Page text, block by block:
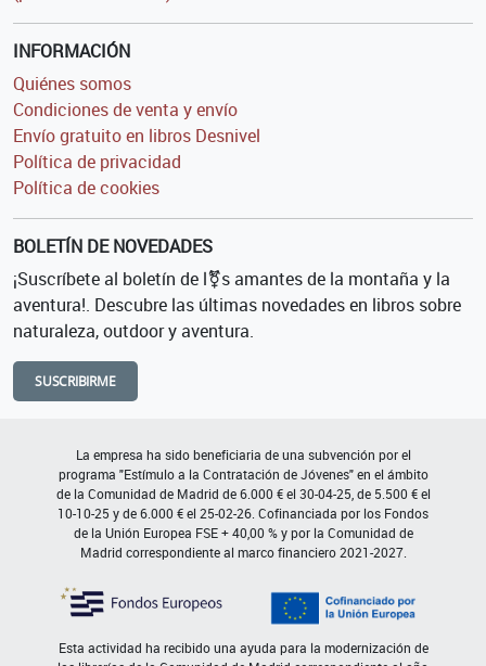
INFORMACIÓN
Quiénes somos
Condiciones de venta y envío
Envío gratuito en libros Desnivel
Política de privacidad
Política de cookies
BOLETÍN DE NOVEDADES
¡Suscríbete al boletín de l⚧s amantes de la montaña y la
aventura!. Descubre las últimas novedades en libros sobre
naturaleza, outdoor y aventura.
SUSCRIBIRME
La empresa ha sido beneficiaria de una subvención por el
programa "Estímulo a la Contratación de Jóvenes" en el ámbito
de la Comunidad de Madrid de 6.000 € el 30-04-25, de 5.500 € el
10-10-25 y de 6.000 € el 25-02-26. Cofinanciada por los Fondos
de la Unión Europea FSE + 40,00 % y por la Comunidad de
Madrid correspondiente al marco financiero 2021-2027.
Esta actividad ha recibido una ayuda para la modernización de